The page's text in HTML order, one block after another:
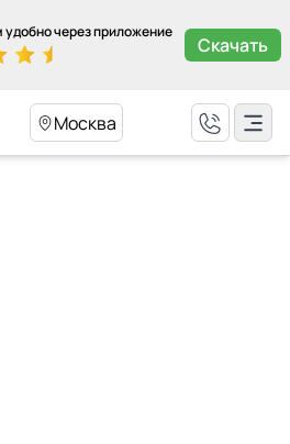
удобно через приложение
Скачать
Москва